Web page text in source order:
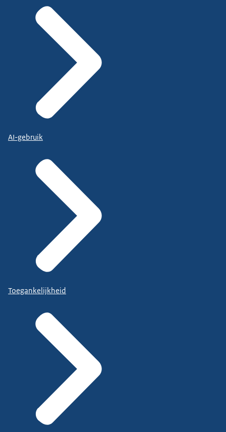
AI-gebruik
Toegankelijkheid